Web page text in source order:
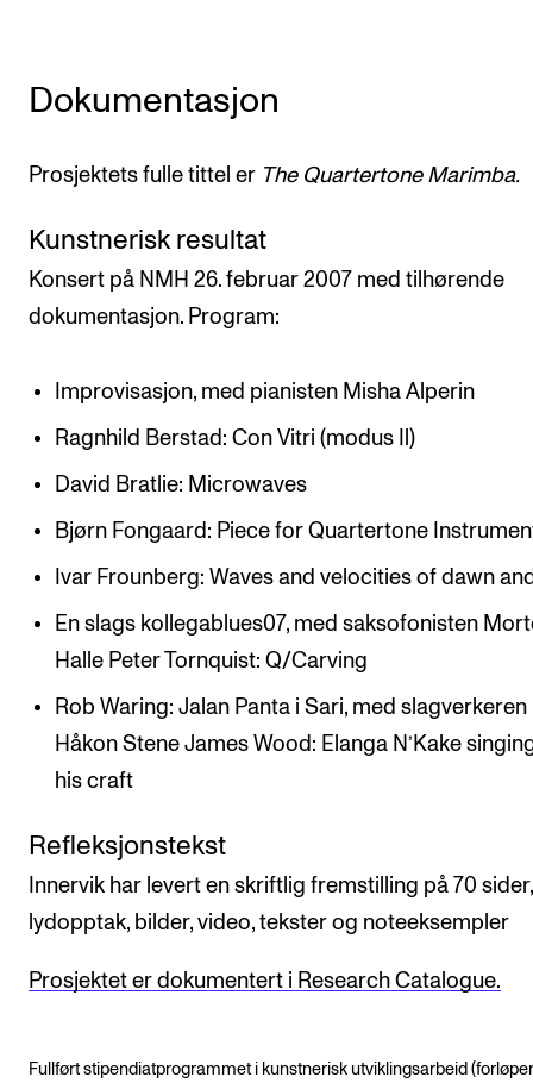
Dokumentasjon
Prosjektets fulle tittel er The Quartertone Marimba.
Kunstnerisk resultat
Konsert på NMH 26. februar 2007 med tilhørende
dokumentasjon. Program:
Improvisasjon, med pianisten Misha Alperin
Ragnhild Berstad: Con Vitri (modus Il)
David Bratlie: Microwaves
Bjørn Fongaard: Piece for Quartertone
Ivar Frounberg: Waves and velocities of dawn
En slags kollegablues07, med saksofonisten
Halle Peter Tornquist: Q/Carving
Rob Waring: Jalan Panta i Sari, med slagverkeren
Håkon Stene James Wood: Elanga N’Kake
his craft
Refleksjonstekst
Innervik har levert en skriftlig fremstilling på 70
lydopptak, bilder, video, tekster og noteeksempler
Prosjektet er dokumentert i Research Catalogue.
Fullført stipendiatprogrammet i kunstnerisk utviklingsarbeid